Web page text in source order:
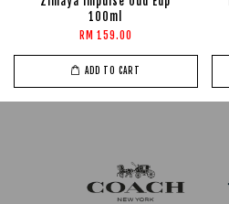
100ml
RM 159.00
ADD TO CART